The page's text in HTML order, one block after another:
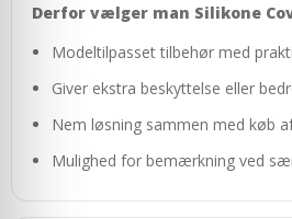
Derfor vælger man Silikone
Modeltilpasset tilbehør med
Giver ekstra beskyttelse eller
Nem løsning sammen med køb
Mulighed for bemærkning ved